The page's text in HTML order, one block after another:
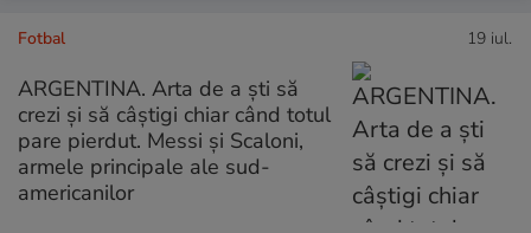
Fotbal 19 iul.
ARGENTINA. Arta de a ști să
crezi și să câștigi chiar când totul
pare pierdut. Messi și Scaloni,
armele principale ale sud-
americanilor